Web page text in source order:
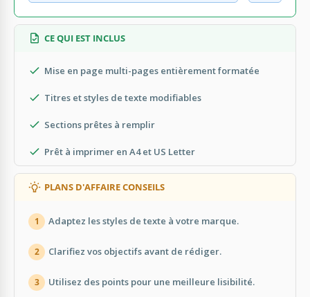
CE QUI EST INCLUS
Mise en page multi-pages entièrement formatée
Titres et styles de texte modifiables
Sections prêtes à remplir
Prêt à imprimer en A4 et US Letter
PLANS D'AFFAIRE CONSEILS
1 Adaptez les styles de texte à votre marque.
2 Clarifiez vos objectifs avant de rédiger.
3 Utilisez des points pour une meilleure lisibilité.